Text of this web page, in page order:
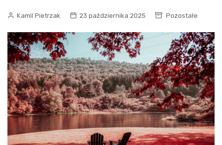
Kamil Pietrzak 23 października 2025 Pozostałe